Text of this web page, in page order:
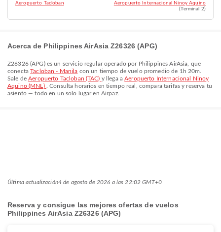
Aeropuerto Tacloban
Aeropuerto Internacional Ninoy Aquino
(Terminal 2)
Acerca de Philippines AirAsia Z26326 (APG)
Z26326(APG) es un servicio regular operado por Philippines AirAsia , que
conectaTacloban - Manila con un tiempo de vuelo promedio de 1h 20m
Sale deAeropuerto Tacloban (TAC) y llega aAeropuerto Internacional Ninoy
Aquino (MNL)
. Consulta horarios en tiempo real, compara tarifas y reserva tu
asiento — todo en un solo lugar en Airpaz.
Última actualización4 de agosto de 2026 a las 22:02 GMT+0
Reserva y consigue las mejores ofertas de vuelos
Philippines AirAsia Z26326 (APG)